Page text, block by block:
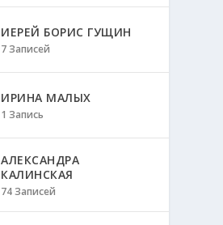
ИЕРЕЙ БОРИС ГУЩИН
7 Записей
ИРИНА МАЛЫХ
1 Запись
АЛЕКСАНДРА
КАЛИНСКАЯ
74 Записей